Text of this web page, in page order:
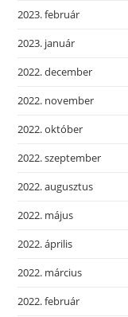
2023. február
2023. január
2022. december
2022. november
2022. október
2022. szeptember
2022. augusztus
2022. május
2022. április
2022. március
2022. február